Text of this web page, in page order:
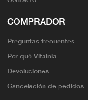
COMPRADOR
Preguntas frecuentes
Por qué Vitalnia
Devoluciones
Cancelación de pedidos